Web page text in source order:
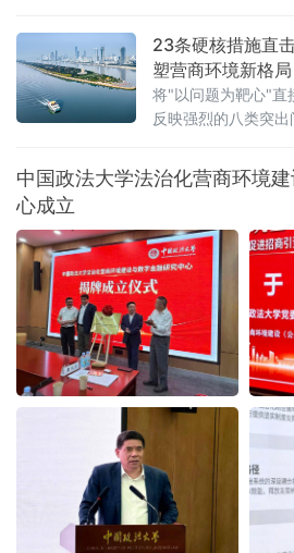
些让消费者频频踩坑的文字不过是一个
时，法律终于要动手了。6月22日，全国
标法修订草案二次审议稿将提请6月23日
23条硬核措施直
塑营商环境新格局
将"以问题为靶心"直
反映强烈的八类突
向全省营商环境的
准聚焦：八大领域
中国政法大学法治化营商环境
心成立